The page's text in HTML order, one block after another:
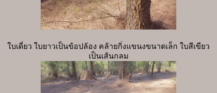
ใบเดี่ยว ใบยาวเป็นข้อปล้อง คล้ายกิ่งแขนงขนาดเล็ก ใบสีเขียว
เป็นเส้นกลม